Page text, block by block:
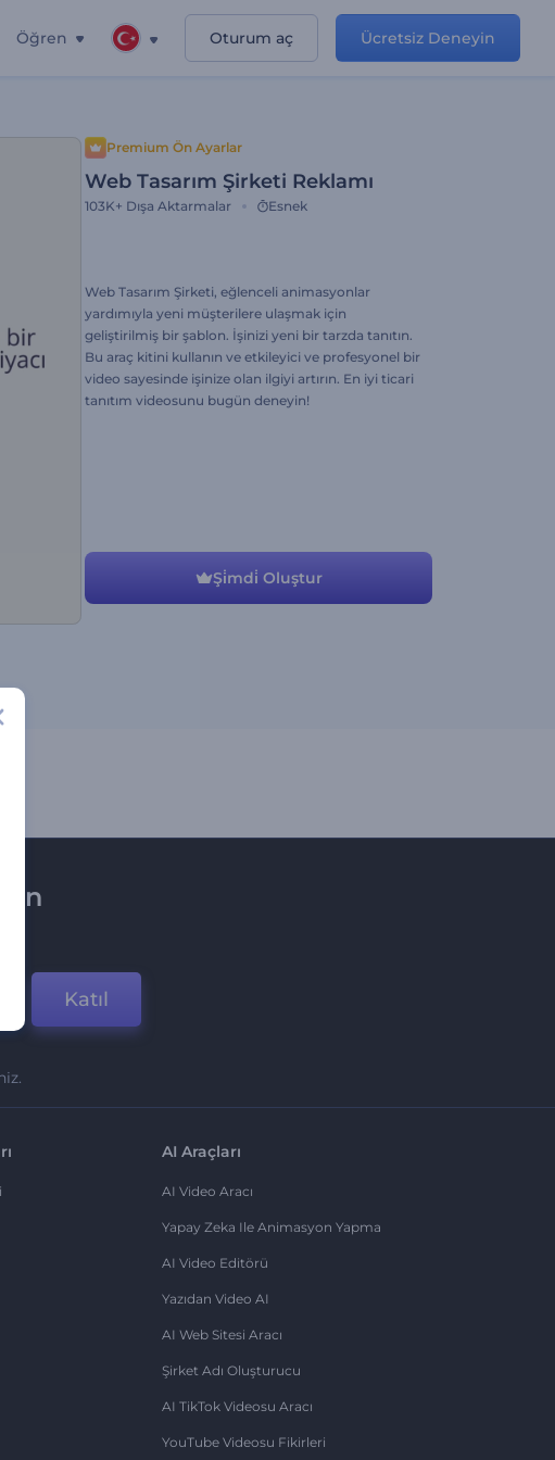
Öğren Oturum aç Ücretsiz Deneyin
Premium Ön Ayarlar
Web Tasarım Şirketi Reklamı
103K+ Dışa Aktarmalar Esnek
Web Tasarım Şirketi, eğlenceli animasyonlar
yardımıyla yeni müşterilere ulaşmak için
geliştirilmiş bir şablon. İşinizi yeni bir tarzda tanıtın.
Bu araç kitini kullanın ve etkileyici ve profesyonel bir
video sayesinde işinize olan ilgiyi artırın. En iyi ticari
tanıtım videosunu bugün deneyin!
Şi̇mdi̇ Oluştur
Katıl
AI Araçları
AI Video Aracı
Yapay Zeka Ile Animasyon Yapma
AI Video Editörü
Yazıdan Video AI
AI Web Sitesi Aracı
Şirket Adı Oluşturucu
AI TikTok Videosu Aracı
YouTube Videosu Fikirleri